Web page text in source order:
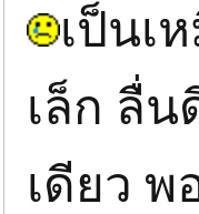
เป็นเ
เล็ก ลื่
เดียว พ